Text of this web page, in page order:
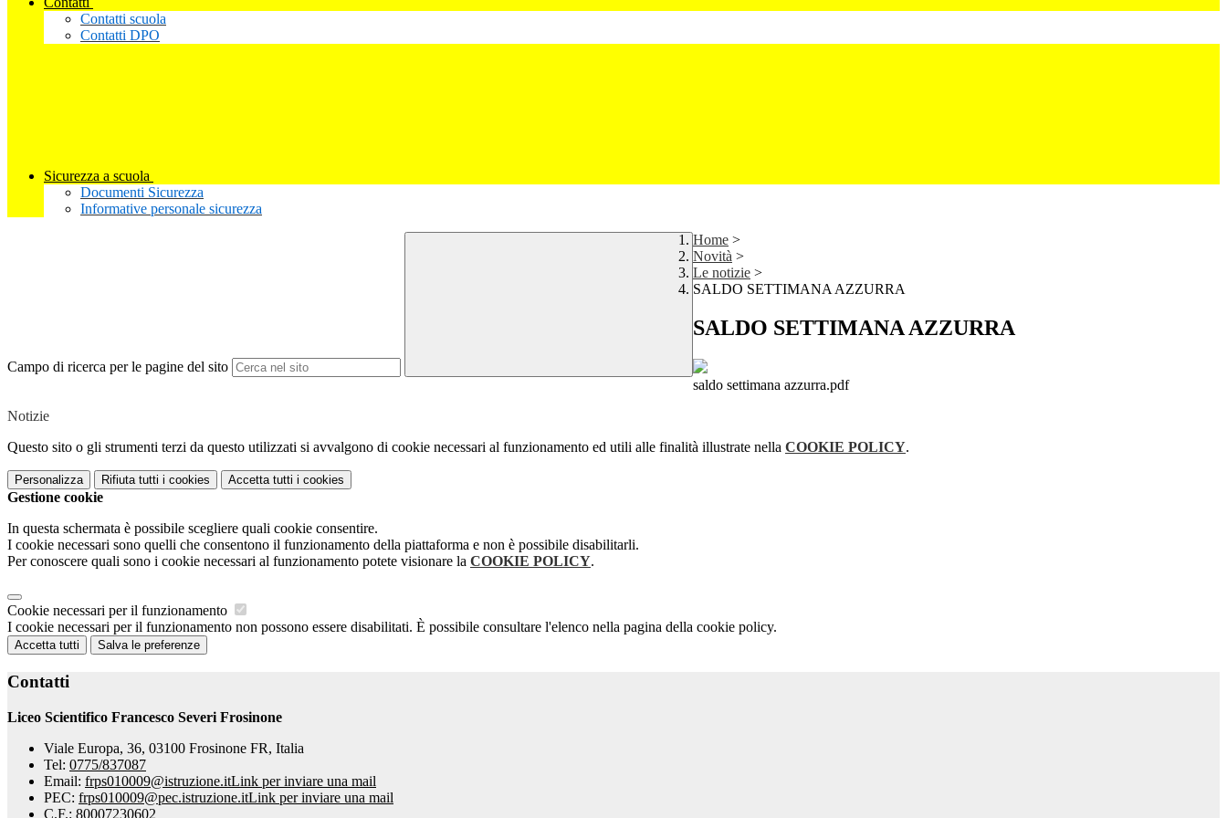
Contatti scuola
Contatti DPO
Sicurezza a scuola
Documenti Sicurezza
Informative personale sicurezza
Campo di ricerca per le pagine del sito
Home >
Novità >
Le notizie >
SALDO SETTIMANA AZZURRA
SALDO SETTIMANA AZZURRA
saldo settimana azzurra.pdf
Notizie
Questo sito o gli strumenti terzi da questo utilizzati si avvalgono di cookie necessari al funzionamento ed utili alle finalità illustrate nella COOKIE POLICY.
Personalizza Rifiuta tutti i cookies Accetta tutti i cookies
Gestione cookie
In questa schermata è possibile scegliere quali cookie consentire.
I cookie necessari sono quelli che consentono il funzionamento della piattaforma e non è possibile disabilitarli.
Per conoscere quali sono i cookie necessari al funzionamento potete visionare la COOKIE POLICY.
Cookie necessari per il funzionamento
I cookie necessari per il funzionamento non possono essere disabilitati. È possibile consultare l'elenco nella pagina della cookie policy.
Accetta tutti Salva le preferenze
Contatti
Liceo Scientifico Francesco Severi Frosinone
Viale Europa, 36, 03100 Frosinone FR, Italia
Tel: 0775/837087
Email: frps010009@istruzione.itLink per inviare una mail
PEC: frps010009@pec.istruzione.itLink per inviare una mail
C.F.: 80007230602